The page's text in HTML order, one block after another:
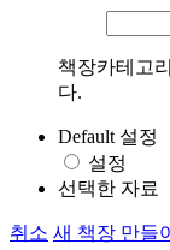
책장카테고
다.
Default 설정
설정
선택한 자료
취소 새 책장 만들